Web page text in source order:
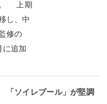
。 上期
し、中
修の
に追加
ソイレブール」が堅調